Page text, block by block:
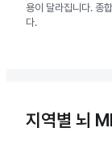
용이 달라집니다. 종
다.
지역별 뇌